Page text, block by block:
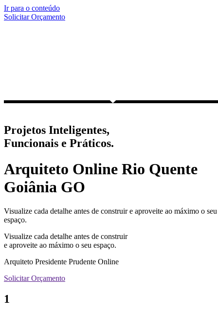
Ir para o conteúdo
Solicitar Orçamento
Projetos Inteligentes,
Funcionais e Práticos.
Arquiteto Online Rio Quente
Goiânia GO
Visualize cada detalhe antes de construir e aproveite ao máximo o seu
espaço.
Visualize cada detalhe antes de construir
e aproveite ao máximo o seu espaço.
Arquiteto Presidente Prudente Online
Solicitar Orçamento
1